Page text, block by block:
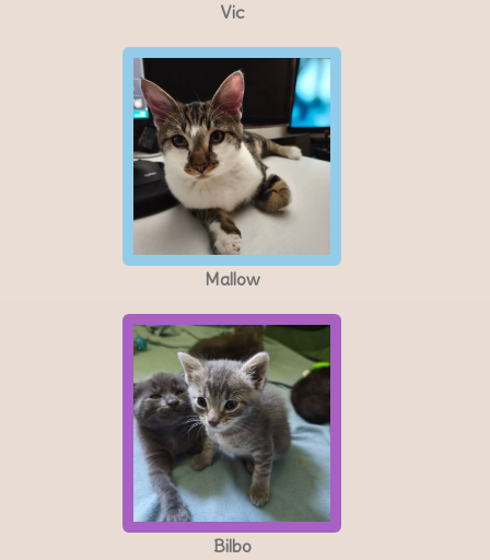
Vic
Mallow
Bilbo